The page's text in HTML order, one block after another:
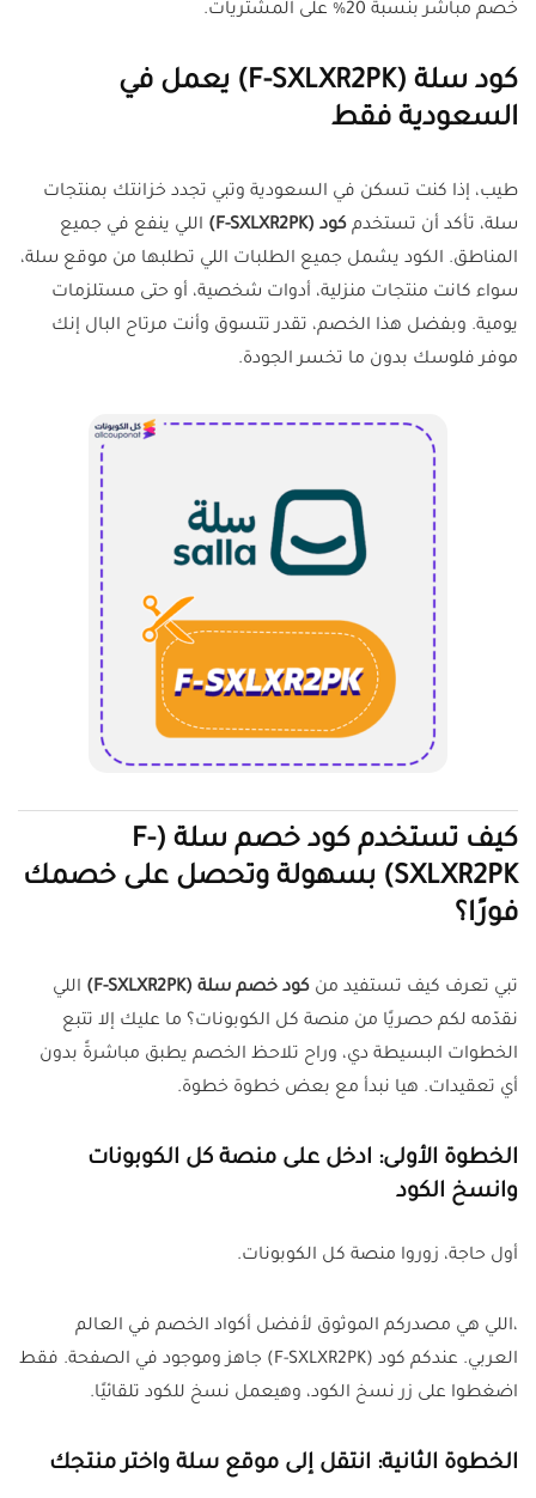
خصم مباشر بنسبة 20% على المشتريات.
كود سلة (F-SXLXR2PK) يعمل في
السعودية فقط
طيب، إذا كنت تسكن في السعودية وتبي تجدد خزانتك بمنتجات
سلة، تأكد أن تستخدم كود (F-SXLXR2PK)
اللي ينفع في جميع
المناطق. الكود يشمل جميع الطلبات اللي تطلبها من موقع سلة،
سواء كانت منتجات منزلية، أدوات شخصية، أو حتى مستلزمات
يومية. وبفضل هذا الخصم، تقدر تتسوق وأنت مرتاح البال إنك
موفر فلوسك بدون ما تخسر الجودة.
كيف تستخدم كود خصم سلة (F-
SXLXR2PK) بسهولة وتحصل على خصمك
فورًا؟
تبي تعرف كيف تستفيد من كود خصم سلة (F-SXLXR2PK)
اللي
نقدّمه لكم حصريًا من منصة كل الكوبونات؟ ما عليك إلا تتبع
الخطوات البسيطة دي، وراح تلاحظ الخصم يطبق مباشرةً بدون
أي تعقيدات. هيا نبدأ مع بعض خطوة خطوة.
الخطوة الأولى: ادخل على منصة كل الكوبونات
وانسخ الكود
أول حاجة، زوروا منصة كل الكوبونات.
،اللي هي مصدركم الموثوق لأفضل أكواد الخصم في العالم
العربي. عندكم كود (F-SXLXR2PK) جاهز وموجود في الصفحة. فقط
اضغطوا على زر نسخ الكود، وهيعمل نسخ للكود تلقائيًا.
الخطوة الثانية: انتقل إلى موقع سلة واختر منتجك